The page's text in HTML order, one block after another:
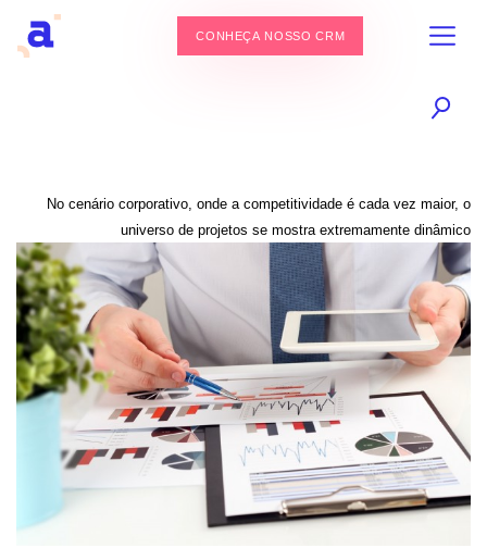
CONHEÇA NOSSO CRM
No cenário corporativo, onde a competitividade é cada vez maior, o
universo de projetos se mostra extremamente dinâmico